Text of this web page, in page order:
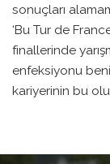
sonuçları
‘Bu Tur de
finallerinde
enfeksiyonu
kariyerinin bu